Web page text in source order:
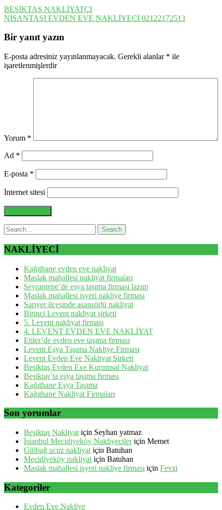
BEŞİKTAŞ NAKLİYATÇI
NİŞANTAŞI EVDEN EVE NAKLİYECİ 02122172513
Bir yanıt yazın
E-posta adresiniz yayınlanmayacak. Gerekli alanlar * ile
işaretlenmişlerdir
Yorum *
Ad *
E-posta *
İnternet sitesi
NAKLİYECİ
Kağıthane evden eve nakliyat
Maslak mahallesi nakliyat firmaları
Seyrantepe’de eşya taşıma firması lazım
Maslak mahallesi işyeri nakliye firması
Sarıyer ilçesinde asansörlü nakliyat
Birinci Levent nakliyat şirketi
5. Levent nakliyat firması
4. LEVENT EVDEN EVE NAKLİYAT
Etiler’de evden eve taşıma firması
Levent Eşya Taşıma Nakliye Firması
Levent Evden Eve Nakliyat Şirketi
Beşiktaş Evden Eve Kurumsal Nakliyat
Beşiktaş’ta eşya taşıma firması
Kağıthane Eşya Taşıma
Kağıthane Nakliyat Firmaları
Son yorumlar
Beşiktaş Nakliyat için Seyhan yatmaz
İstanbul Mecidiyeköy Nakliyecileriçin Memet
Gülbağ ucuz nakliyat için Batuhan
Mecidiyeköy nakliyat için Batuhan
Maslak mahallesi işyeri nakliye firması için Fevzi
Kategoriler
Evden Eve Nakliye